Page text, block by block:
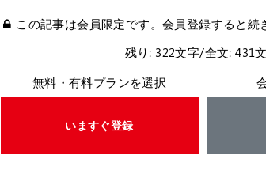
この記事は会員限定です。会員登録すると続
残り: 322文字/全文: 431
無料・有料プランを選択
いますぐ登録